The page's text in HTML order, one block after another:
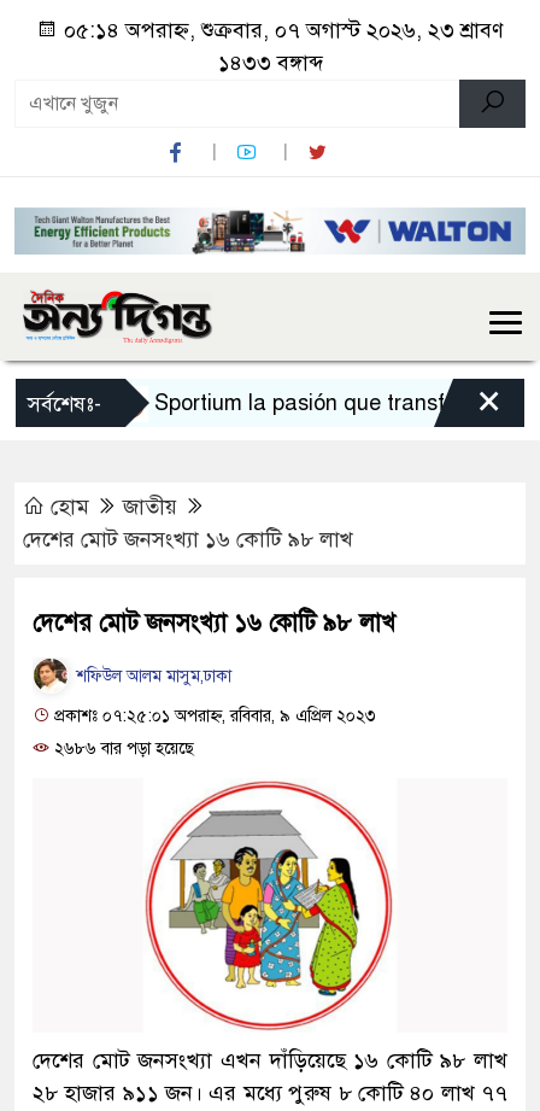
০৫:১৪ অপরাহ্ন, শুক্রবার, ০৭ অগাস্ট ২০২৬, ২৩ শ্রাবণ
১৪৩৩ বঙ্গাব্দ
সর্বশেষঃ- Sportium la pasión que transforma×
হোম
জাতীয়
দেশের মোট জনসংখ্যা ১৬ কোটি ৯৮ লাখ
দেশের মোট জনসংখ্যা ১৬ কোটি ৯৮ লাখ
শফিউল আলম মাসুম,ঢাকা
প্রকাশঃ ০৭:২৫:০১ অপরাহ্ন, রবিবার, ৯ এপ্রিল ২০২৩
২৬৮৬ বার পড়া হয়েছে
দেশের মোট জনসংখ্যা এখন দাঁড়িয়েছে ১৬ কোটি ৯৮ লাখ
২৮ হাজার ৯১১ জন। এর মধ্যে পুরুষ ৮ কোটি ৪০ লাখ ৭৭